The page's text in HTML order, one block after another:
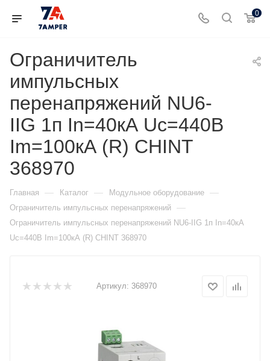
0
Ограничитель
импульсных
перенапряжений NU6-
IIG 1п In=40кА Uc=440В
Im=100кА (R) CHINT
368970
Главная — Каталог — Модульное оборудование —
Ограничитель импульсных перенапряжений —
Ограничитель импульсных перенапряжений NU6-IIG 1п In=40кА
Uc=440В Im=100кА (R) CHINT 368970
Артикул: 368970